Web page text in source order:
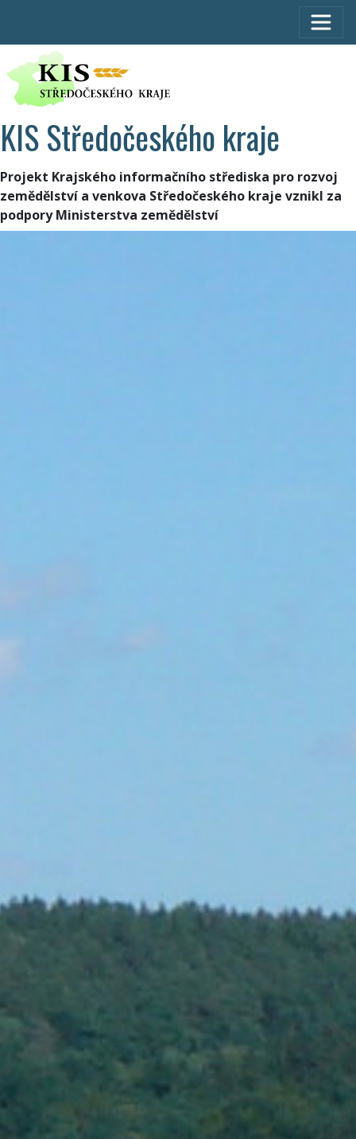
KIS Středočeského kraje
Projekt Krajského informačního střediska pro rozvoj
zemědělství a venkova Středočeského kraje vznikl za
podpory Ministerstva zemědělství